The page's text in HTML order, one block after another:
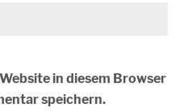
in diesem Browser
speichern.